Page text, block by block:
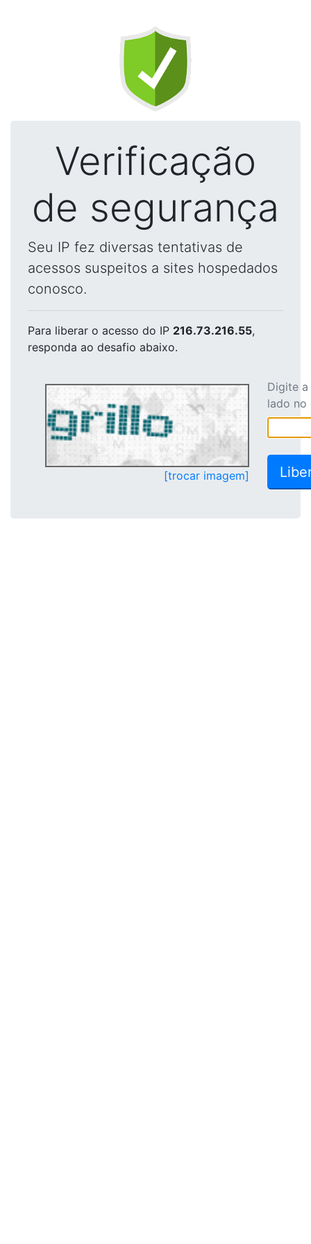
Verificação
de segurança
Seu IP fez diversas tentativas de
acessos suspeitos a sites hospedados
conosco.
Para liberar o acesso do IP 216.73.216.55,
responda ao desafio abaixo.
[trocar imagem]
Digite
lado no